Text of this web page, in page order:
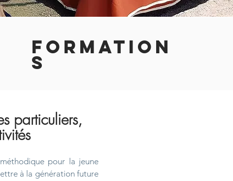
FORMATION
S
particuliers,
pour la jeune
à la génération future